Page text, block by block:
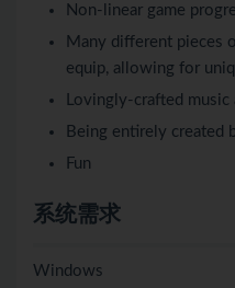
Non-linear game
Many different pieces
equip, allowing for
Lovingly-crafted music
Being entirely created
Fun
系统需求
Windows